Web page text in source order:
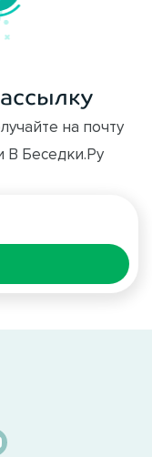
на почту
В Беседки.Ру